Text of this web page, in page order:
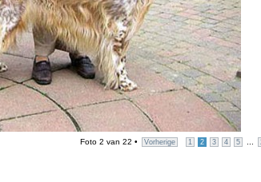
Foto 2 van 22 • Vorherige 1 2 3 4 5